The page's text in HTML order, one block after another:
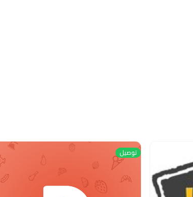
توصيل